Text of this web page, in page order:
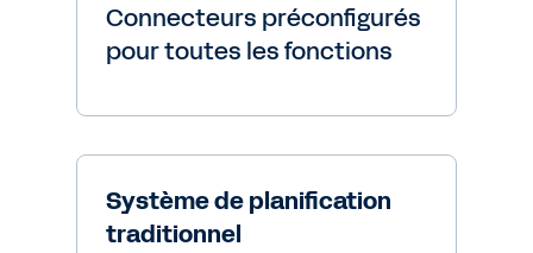
Connecteurs préconfigurés
pour toutes les fonctions
Système de planification
traditionnel